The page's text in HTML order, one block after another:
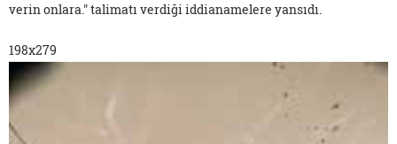
verin onlara." talimatı verdiği iddianamelere yansıdı.
198x279